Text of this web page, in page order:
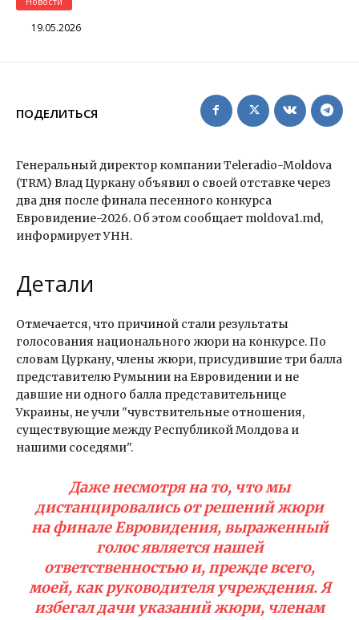
19.05.2026
ПОДЕЛИТЬСЯ
Генеральный директор компании Teleradio-Moldova
(TRM) Влад Цуркану объявил о своей отставке через
два дня после финала песенного конкурса
Евровидение-2026. Об этом сообщает moldova1.md,
информирует УНН.
Детали
Отмечается, что причиной стали результаты
голосования национального жюри на конкурсе. По
словам Цуркану, члены жюри, присудившие три балла
представителю Румынии на Евровидении и не
давшие ни одного балла представительнице
Украины, не учли "чувствительные отношения,
существующие между Республикой Молдова и
нашими соседями".
Даже несмотря на то, что мы
дистанцировались от решений жюри
на финале Евровидения, выраженный
голос является нашей
ответственностью и, прежде всего,
моей, как руководителя учреждения. Я
избегал дачи указаний жюри, членам